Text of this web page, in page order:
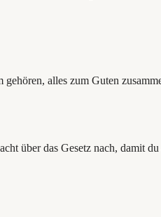
alles zum Guten
über das Gesetz nach, damit